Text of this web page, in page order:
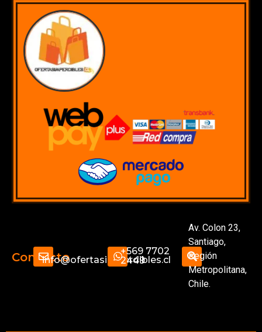
Contactoinfo@ofertasimperdibles.cl
+569 7702
2449
Av. Colon 23,
Santiago,
Región
Metropolitana,
Chile.